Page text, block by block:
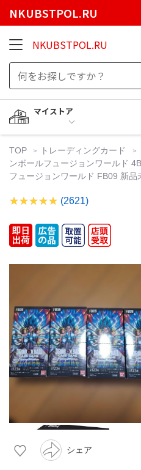
NKUBSTPOL.RU
NKUBSTPOL.RU
マイストア
TOP トレーディングカード
ンボールフュージョンワールド
フュージョンワールド FB09 新品
(2621)
シェア